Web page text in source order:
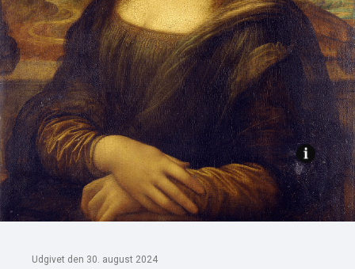
Udgivet den 30. august 2024